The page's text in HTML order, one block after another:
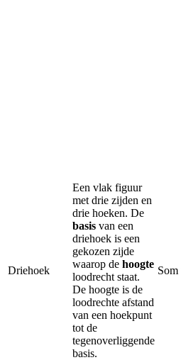
Driehoek
Een vlak figuur
met drie zijden en
drie hoeken. De
basis van een
driehoek is een
gekozen zijde
waarop de hoogte
loodrecht staat.
De hoogte is de
loodrechte afstand
van een hoekpunt
tot de
tegenoverliggende
basis.
Som